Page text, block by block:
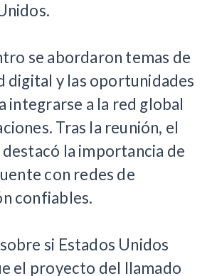
se abordaron temas de
digital y las oportunidades
integrarse a la red global
Tras la reunión, el
la importancia de
con redes de
confiables.
si Estados Unidos
el proyecto del llamado